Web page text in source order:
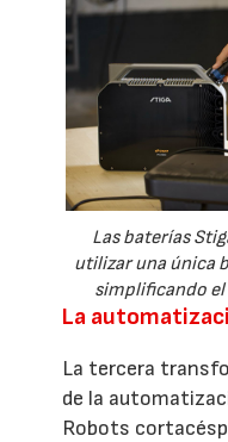
Las baterías
utilizar una única
simplificando
La
La tercera
de la
Robots